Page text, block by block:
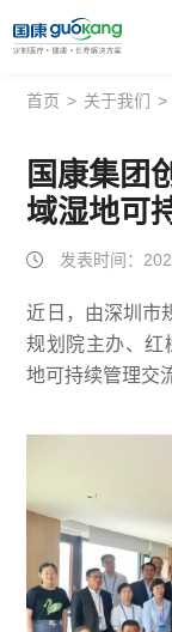
首页
面向会员
面向企业
关于我们
首页 > 关于我们 >
国康集团
域湿地可
发表时间：
近日，由深圳市
规划院主办、红
地可持续管理交